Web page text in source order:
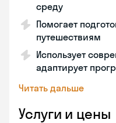
среду
Помогает
путешествиям
Использует
адаптирует
Читать дальше
Услуги и цены